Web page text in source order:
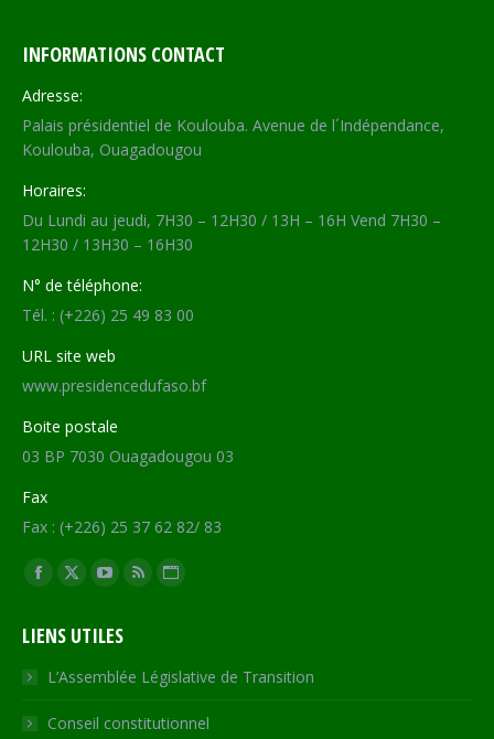
INFORMATIONS CONTACT
Adresse:
Palais présidentiel de Koulouba. Avenue de l´Indépendance,
Koulouba, Ouagadougou
Horaires:
Du Lundi au jeudi, 7H30 – 12H30 / 13H – 16H Vend 7H30 –
12H30 / 13H30 – 16H30
N° de téléphone:
Tél. : (+226) 25 49 83 00
URL site web
www.presidencedufaso.bf
Boite postale
03 BP 7030 Ouagadougou 03
Fax
Fax : (+226) 25 37 62 82/ 83
Trouvez nous sur :
Facebook
opens
in
new
window
X
opens
in
new
window
YouTube
opens
in
new
window
RSS
in
new
window
Site
opens
in
new
LIENS UTILES
L’Assemblée Législative de Transition
Conseil constitutionnel